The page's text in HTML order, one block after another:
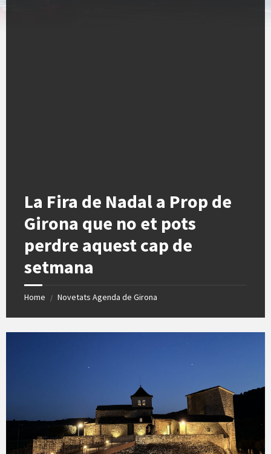
La Fira de Nadal a Prop de
Girona que no et pots
perdre aquest cap de
setmana
Home / Novetats Agenda de Girona